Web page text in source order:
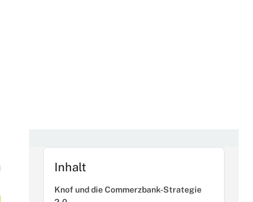
Inhalt
Knof und die Commerzbank-Strategie